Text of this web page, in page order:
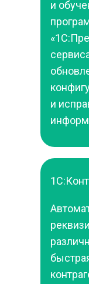
и
и